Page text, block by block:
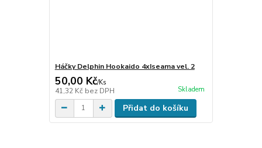
Háčky Delphin Hookaido 4xIseama vel. 2
50,00 Kč/Ks
41,32 Kč bez DPH Skladem
Přidat do košíku